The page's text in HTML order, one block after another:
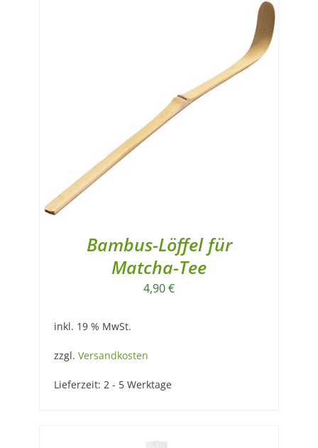
Bambus-Löffel für
Matcha-Tee
4,90€
inkl. 19 % MwSt.
zzgl. Versandkosten
Lieferzeit: 2 - 5 Werktage